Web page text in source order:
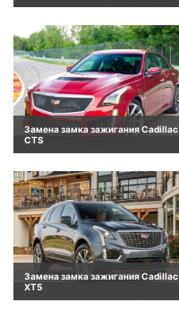
Замена замка зажигания Cadillac
CTS
Замена замка зажигания Cadillac
XT5